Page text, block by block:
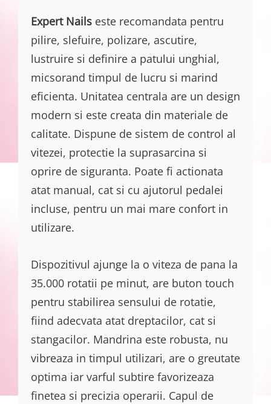
Expert Nails este recomandata pentru
pilire, slefuire, polizare, ascutire,
lustruire si definire a patului unghial,
micsorand timpul de lucru si marind
eficienta. Unitatea centrala are un design
modern si este creata din materiale de
calitate. Dispune de sistem de control al
vitezei, protectie la suprasarcina si
oprire de siguranta. Poate fi actionata
atat manual, cat si cu ajutorul pedalei
incluse, pentru un mai mare confort in
utilizare.
Dispozitivul ajunge la o viteza de pana la
35.000 rotatii pe minut, are buton touch
pentru stabilirea sensului de rotatie,
fiind adecvata atat dreptacilor, cat si
stangacilor. Mandrina este robusta, nu
vibreaza in timpul utilizari, are o greutate
optima iar varful subtire favorizeaza
finetea si precizia operarii. Capul de